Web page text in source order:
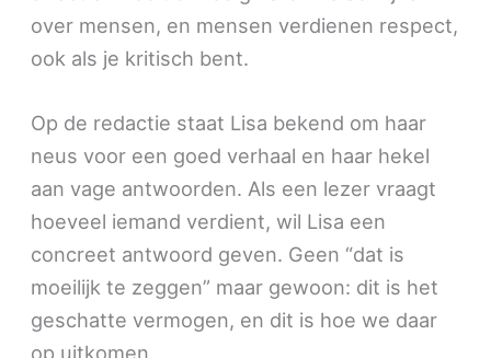
over mensen, en mensen verdienen respect,
ook als je kritisch bent.
Op de redactie staat Lisa bekend om haar
neus voor een goed verhaal en haar hekel
aan vage antwoorden. Als een lezer vraagt
hoeveel iemand verdient, wil Lisa een
concreet antwoord geven. Geen “dat is
moeilijk te zeggen” maar gewoon: dit is het
geschatte vermogen, en dit is hoe we daar
op uitkomen.